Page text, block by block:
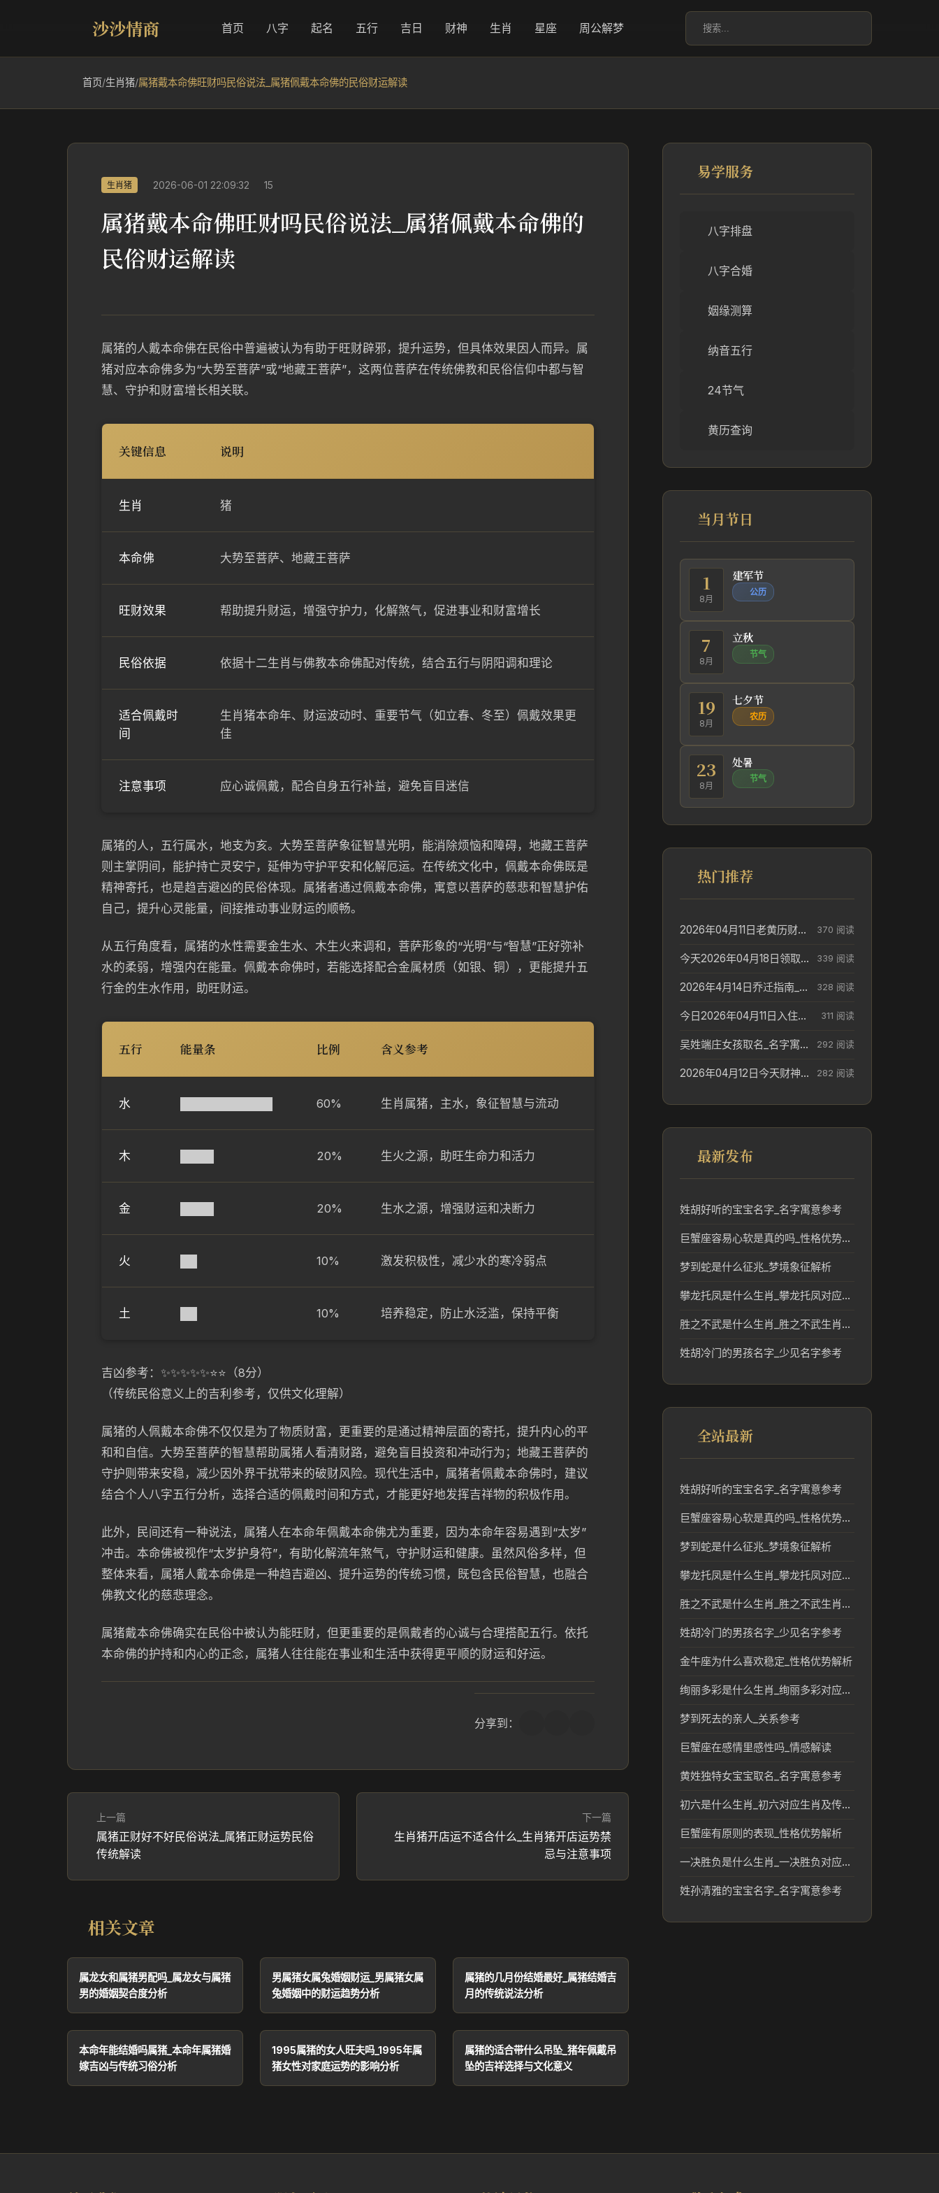
沙沙情商 首页 八字 起名 五行 吉日 财神 生肖 星座 周公解梦
首页/生肖猪/属猪戴本命佛旺财吗民俗说法_属猪佩戴本命佛的民俗财运解读
生肖猪 2026-06-01 22:09:32 15
属猪戴本命佛旺财吗民俗说法_属猪佩戴本命佛的
民俗财运解读
属猪的人戴本命佛在民俗中普遍被认为有助于旺财辟邪，提升运势，但具体效果因人而异。属
猪对应本命佛多为“大势至菩萨”或“地藏王菩萨”，这两位菩萨在传统佛教和民俗信仰中都与智
慧、守护和财富增长相关联。
关键信息 说明
生肖 猪
本命佛 大势至菩萨、地藏王菩萨
旺财效果 帮助提升财运，增强守护力，化解煞气，促进事业和财富增长
民俗依据 依据十二生肖与佛教本命佛配对传统，结合五行与阴阳调和理论
适合佩戴时
间
生肖猪本命年、财运波动时、重要节气（如立春、冬至）佩戴效果更
佳
注意事项 应心诚佩戴，配合自身五行补益，避免盲目迷信
属猪的人，五行属水，地支为亥。大势至菩萨象征智慧光明，能消除烦恼和障碍，地藏王菩萨
则主掌阴间，能护持亡灵安宁，延伸为守护平安和化解厄运。在传统文化中，佩戴本命佛既是
精神寄托，也是趋吉避凶的民俗体现。属猪者通过佩戴本命佛，寓意以菩萨的慈悲和智慧护佑
自己，提升心灵能量，间接推动事业财运的顺畅。
从五行角度看，属猪的水性需要金生水、木生火来调和，菩萨形象的“光明”与“智慧”正好弥补
水的柔弱，增强内在能量。佩戴本命佛时，若能选择配合金属材质（如银、铜），更能提升五
行金的生水作用，助旺财运。
五行 能量条 比例 含义参考
水 60% 生肖属猪，主水，象征智慧与流动
木 20% 生火之源，助旺生命力和活力
金 20% 生水之源，增强财运和决断力
火 10% 激发积极性，减少水的寒冷弱点
土 10% 培养稳定，防止水泛滥，保持平衡
吉凶参考：✨✨✨✨✨⭐⭐（8分）
（传统民俗意义上的吉利参考，仅供文化理解）
属猪的人佩戴本命佛不仅仅是为了物质财富，更重要的是通过精神层面的寄托，提升内心的平
和和自信。大势至菩萨的智慧帮助属猪人看清财路，避免盲目投资和冲动行为；地藏王菩萨的
守护则带来安稳，减少因外界干扰带来的破财风险。现代生活中，属猪者佩戴本命佛时，建议
结合个人八字五行分析，选择合适的佩戴时间和方式，才能更好地发挥吉祥物的积极作用。
此外，民间还有一种说法，属猪人在本命年佩戴本命佛尤为重要，因为本命年容易遇到“太岁”
冲击。本命佛被视作“太岁护身符”，有助化解流年煞气，守护财运和健康。虽然风俗多样，但
整体来看，属猪人戴本命佛是一种趋吉避凶、提升运势的传统习惯，既包含民俗智慧，也融合
佛教文化的慈悲理念。
属猪戴本命佛确实在民俗中被认为能旺财，但更重要的是佩戴者的心诚与合理搭配五行。依托
本命佛的护持和内心的正念，属猪人往往能在事业和生活中获得更平顺的财运和好运。
分享到：
上一篇
属猪正财好不好民俗说法_属猪正财运势民俗
传统解读
下一篇
生肖猪开店运不适合什么_生肖猪开店运势禁
忌与注意事项
相关文章
属龙女和属猪男配吗_属龙女与属猪
男的婚姻契合度分析
男属猪女属兔婚姻财运_男属猪女属
兔婚姻中的财运趋势分析
属猪的几月份结婚最好_属猪结婚吉
月的传统说法分析
本命年能结婚吗属猪_本命年属猪婚
嫁吉凶与传统习俗分析
1995属猪的女人旺夫吗_1995年属
猪女性对家庭运势的影响分析
属猪的适合带什么吊坠_猪年佩戴吊
坠的吉祥选择与文化意义
易学服务
八字排盘
八字合婚
姻缘测算
纳音五行
24节气
黄历查询
当月节日
1
8月
建军节
公历
7
8月
立秋
节气
19
8月
七夕节
农历
23
8月
处暑
节气
热门推荐
2026年04月11日老黄历财神方位_财神方位与供奉讲究 370 阅读
今天2026年04月18日领取结婚证老黄历不适合吗_领证日期参考 339 阅读
2026年4月14日乔迁指南_搬家择日参考 328 阅读
今日2026年04月11日入住新居老黄历不适宜吗_搬家择日参考 311 阅读
吴姓端庄女孩取名_名字寓意参考 292 阅读
2026年04月12日今天财神在哪个吉位_财神方位参考 282 阅读
最新发布
姓胡好听的宝宝名字_名字寓意参考
巨蟹座容易心软是真的吗_性格优势解析
梦到蛇是什么征兆_梦境象征解析
攀龙托凤是什么生肖_攀龙托凤对应生肖及传统文化解读
胜之不武是什么生肖_胜之不武生肖文化传统解读
姓胡冷门的男孩名字_少见名字参考
全站最新
姓胡好听的宝宝名字_名字寓意参考
巨蟹座容易心软是真的吗_性格优势解析
梦到蛇是什么征兆_梦境象征解析
攀龙托凤是什么生肖_攀龙托凤对应生肖及传统文化解读
胜之不武是什么生肖_胜之不武生肖文化传统解读
姓胡冷门的男孩名字_少见名字参考
金牛座为什么喜欢稳定_性格优势解析
绚丽多彩是什么生肖_绚丽多彩对应的生肖文化解读
梦到死去的亲人_关系参考
巨蟹座在感情里感性吗_情感解读
黄姓独特女宝宝取名_名字寓意参考
初六是什么生肖_初六对应生肖及传统文化解读
巨蟹座有原则的表现_性格优势解析
一决胜负是什么生肖_一决胜负对应的生肖及其象征意义
姓孙清雅的宝宝名字_名字寓意参考